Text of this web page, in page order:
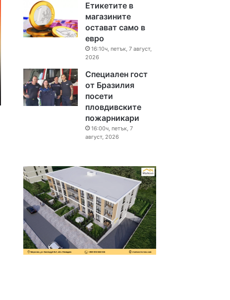
Етикетите в
магазините
остават само в
евро
16:10ч, петък, 7 август,
2026
Специален гост
от Бразилия
посети
пловдивските
пожарникари
16:00ч, петък, 7
август, 2026